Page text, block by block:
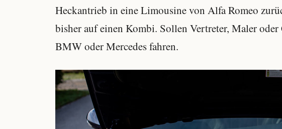
Heckantrieb in eine Limousine von Alfa Romeo
bisher auf einen Kombi. Sollen Vertreter, Maler
BMW oder Mercedes fahren.